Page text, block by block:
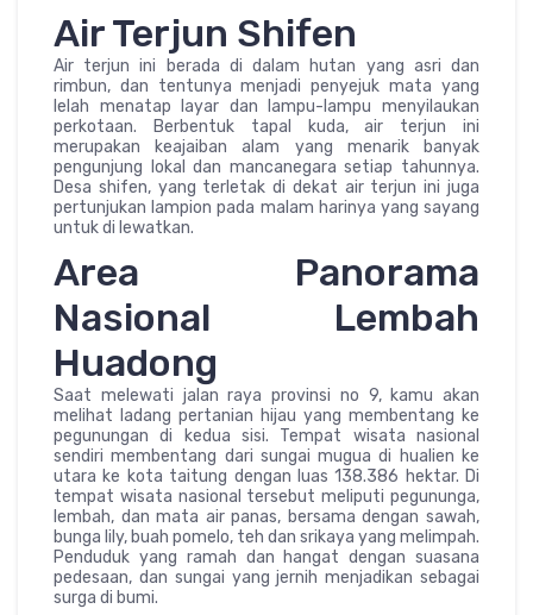
Air Terjun Shifen
Air terjun ini berada di dalam hutan yang asri dan
rimbun, dan tentunya menjadi penyejuk mata yang
lelah menatap layar dan lampu-lampu menyilaukan
perkotaan. Berbentuk tapal kuda, air terjun ini
merupakan keajaiban alam yang menarik banyak
pengunjung lokal dan mancanegara setiap tahunnya.
Desa shifen, yang terletak di dekat air terjun ini juga
pertunjukan lampion pada malam harinya yang sayang
untuk di lewatkan.
Area Panorama
Nasional Lembah
Huadong
Saat melewati jalan raya provinsi no 9, kamu akan
melihat ladang pertanian hijau yang membentang ke
pegunungan di kedua sisi. Tempat wisata nasional
sendiri membentang dari sungai mugua di hualien ke
utara ke kota taitung dengan luas 138.386 hektar. Di
tempat wisata nasional tersebut meliputi pegununga,
lembah, dan mata air panas, bersama dengan sawah,
bunga lily, buah pomelo, teh dan srikaya yang melimpah.
Penduduk yang ramah dan hangat dengan suasana
pedesaan, dan sungai yang jernih menjadikan sebagai
surga di bumi.